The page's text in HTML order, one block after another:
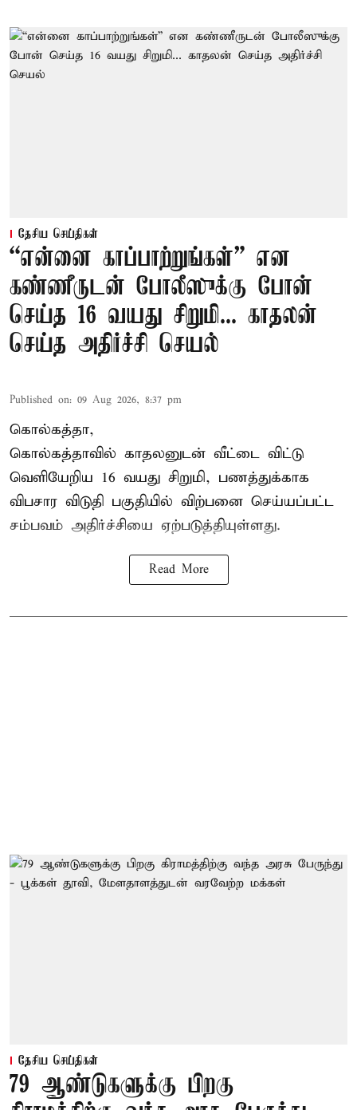
தேசிய செய்திகள்
“என்னை காப்பாற்றுங்கள்” என
கண்ணீருடன் போலீஸுக்கு போன்
செய்த 16 வயது சிறுமி... காதலன்
செய்த அதிர்ச்சி செயல்
Published on: 09 Aug 2026, 8:37 pm
கொல்கத்தா,
கொல்கத்தாவில் காதலனுடன் வீட்டை விட்டு
வெளியேறிய 16 வயது சிறுமி, பணத்துக்காக
விபசார விடுதி பகுதியில் விற்பனை செய்யப்பட்ட
சம்பவம் அதிர்ச்சியை ஏற்படுத்தியுள்ளது.
Read More
தேசிய செய்திகள்
79 ஆண்டுகளுக்கு பிறகு